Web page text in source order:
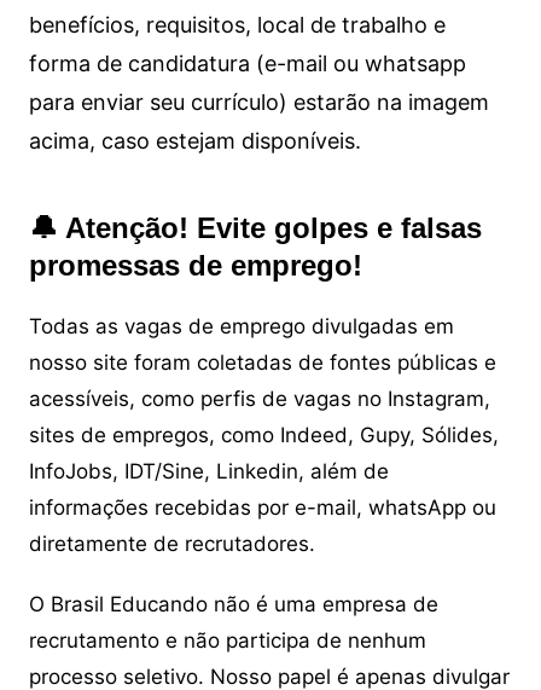
benefícios, requisitos, local de trabalho e
forma de candidatura (e-mail ou whatsapp
para enviar seu currículo) estarão na imagem
acima, caso estejam disponíveis.
🔔 Atenção! Evite golpes e falsas
promessas de emprego!
Todas as vagas de emprego divulgadas em
nosso site foram coletadas de fontes públicas e
acessíveis, como perfis de vagas no Instagram,
sites de empregos, como Indeed, Gupy, Sólides,
InfoJobs, IDT/Sine, Linkedin, além de
informações recebidas por e-mail, whatsApp ou
diretamente de recrutadores.
O Brasil Educando não é uma empresa de
recrutamento e não participa de nenhum
processo seletivo. Nosso papel é apenas divulgar